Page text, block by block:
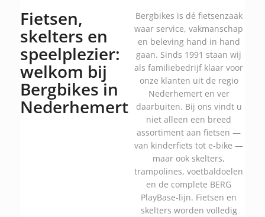
Fietsen,
skelters en
speelplezier:
welkom bij
Bergbikes in
Nederhemert
Bergbikes is dé fietsenzaak
waar service, vakmanschap
en beleving hand in hand
gaan. Sinds 1991 staan wij
als familiebedrijf klaar voor
onze klanten uit de regio
Nederhemert en ver
daarbuiten. Bij ons vindt u
niet alleen een breed
assortiment aan fietsen —
van kinderfiets tot e-bike —
maar ook skelters,
trampolines, voetbaldoelen
en de complete BERG
PlayBase-lijn. Fietsen en
skelters worden volledig